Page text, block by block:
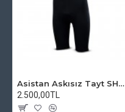
Asistan Askısız Tayt SH20 Pedli Siyah
2.500,00TL